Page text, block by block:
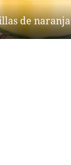
de naranja